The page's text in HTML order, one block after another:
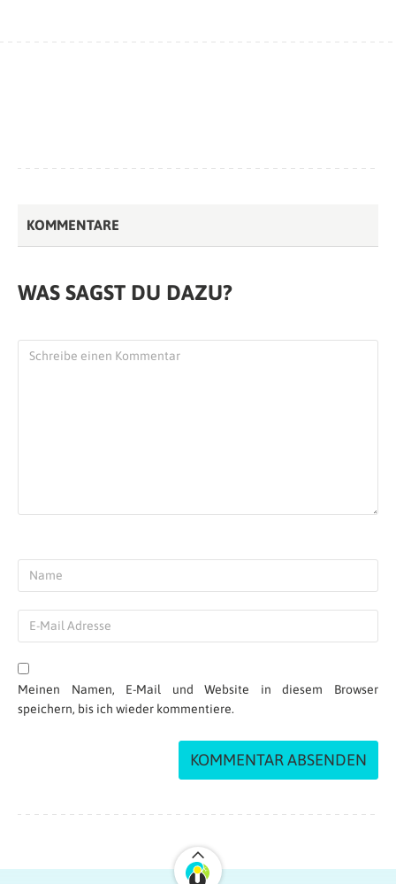
KOMMENTARE
WAS SAGST DU DAZU?
Meinen Namen, E-Mail und Website in diesem Browser
speichern, bis ich wieder kommentiere.